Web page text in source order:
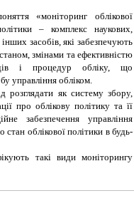
«моніторинг облікової
– комплекс наукових,
засобів, які забезпечують
змінами та ефективністю
і процедур обліку, що
управління обліком.
розглядати як систему збору,
про облікову політику та її
забезпечення управління
облікової політики в будь-
такі види моніторингу